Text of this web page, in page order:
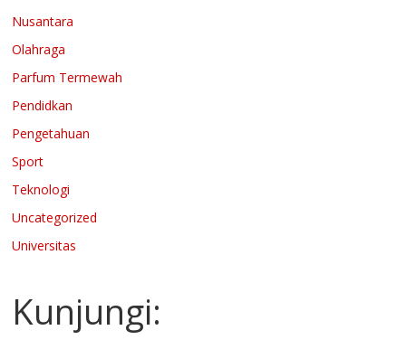
Nusantara
Olahraga
Parfum Termewah
Pendidkan
Pengetahuan
Sport
Teknologi
Uncategorized
Universitas
Kunjungi: